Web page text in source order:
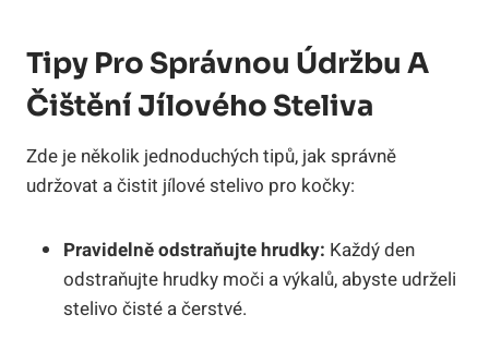
Tipy ​pro Správnou⁣ Údržbu A
Čištění Jílového Steliva
Zde je ⁣několik jednoduchých tipů, jak správně
udržovat a ⁤čistit⁤ jílové ‌stelivo​ pro kočky:
Pravidelně odstraňujte‌ hrudky: Každý den
odstraňujte hrudky moči a výkalů, abyste ⁤udrželi⁤
stelivo čisté ⁤a čerstvé.